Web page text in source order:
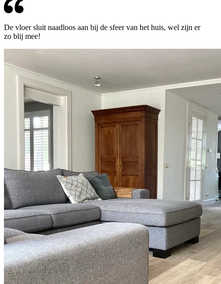
De vloer sluit naadloos aan bij de sfeer van het huis, wel zijn er
zo blij mee!